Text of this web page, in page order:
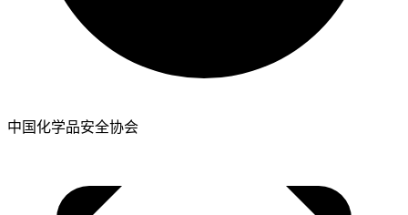
中国化学品安全协会